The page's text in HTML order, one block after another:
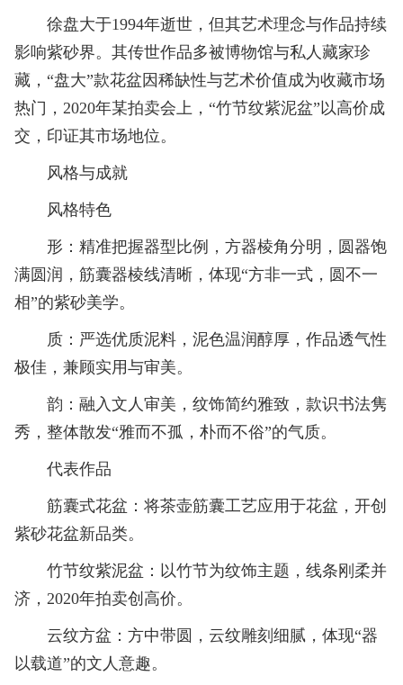
徐盘大于1994年逝世，但其艺术理念与作品持续
影响紫砂界。其传世作品多被博物馆与私人藏家珍
藏，“盘大”款花盆因稀缺性与艺术价值成为收藏市场
热门，2020年某拍卖会上，“竹节纹紫泥盆”以高价成
交，印证其市场地位。
风格与成就
风格特色
形：精准把握器型比例，方器棱角分明，圆器饱
满圆润，筋囊器棱线清晰，体现“方非一式，圆不一
相”的紫砂美学。
质：严选优质泥料，泥色温润醇厚，作品透气性
极佳，兼顾实用与审美。
韵：融入文人审美，纹饰简约雅致，款识书法隽
秀，整体散发“雅而不孤，朴而不俗”的气质。
代表作品
筋囊式花盆：将茶壶筋囊工艺应用于花盆，开创
紫砂花盆新品类。
竹节纹紫泥盆：以竹节为纹饰主题，线条刚柔并
济，2020年拍卖创高价。
云纹方盆：方中带圆，云纹雕刻细腻，体现“器
以载道”的文人意趣。